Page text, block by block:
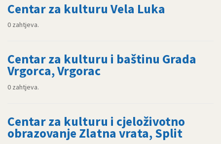
Centar za kulturu Vela Luka
0 zahtjeva.
Centar za kulturu i baštinu Grada
Vrgorca, Vrgorac
0 zahtjeva.
Centar za kulturu i cjeloživotno
obrazovanje Zlatna vrata, Split